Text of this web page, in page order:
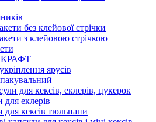
без клейової стрічки
з клейовою стрічкою
КРАФТ
ярусів
для кексів, еклерів, цукерок
для еклерів
для кексів тюльпани